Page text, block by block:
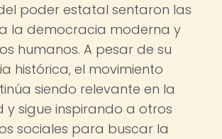
poder estatal sentaron las
la democracia moderna y
humanos. A pesar de su
histórica, el movimiento
siendo relevante en la
sigue inspirando a otros
sociales para buscar la